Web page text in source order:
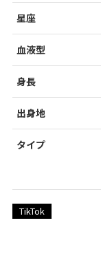
星座
血液型
身長
出身地
タイプ
TikTok